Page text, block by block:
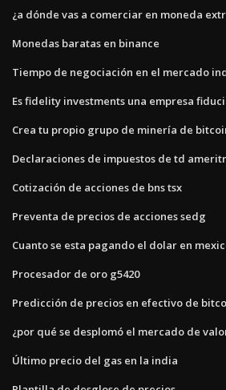
¿a dónde vas a comerciar en moneda
Monedas baratas en binance
Tiempo de negociación en el mercado
Es fidelity investments una empresa
Crea tu propio grupo de minería de
Declaraciones de impuestos de td
Cotización de acciones de bns tsx
Preventa de precios de acciones sedg
Cuanto se esta pagando el dolar en
Procesador de oro g5420
Predicción de precios en efectivo de
¿por qué se desplomó el mercado de
Último precio del gas en la india